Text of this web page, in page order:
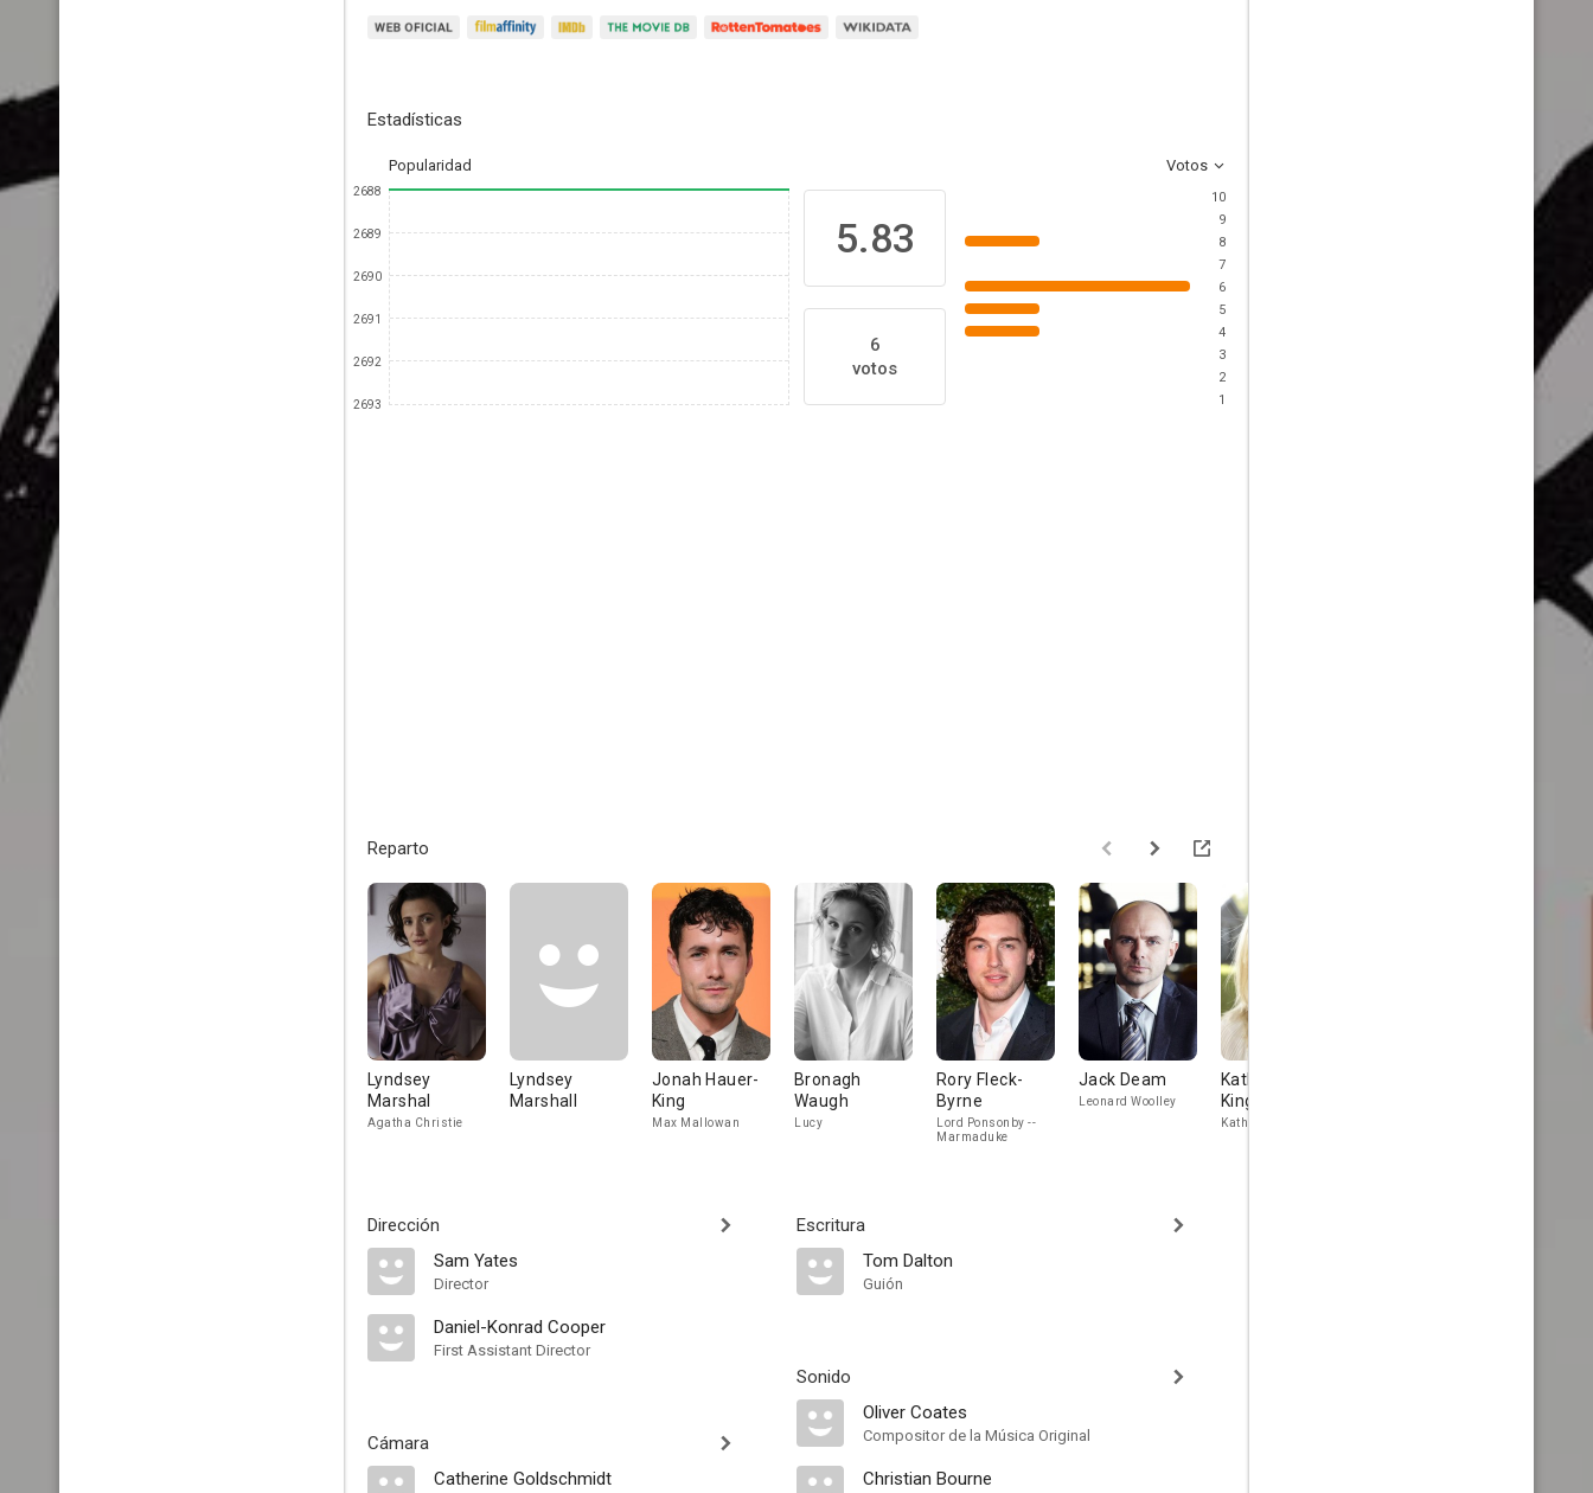
Estadísticas
Popularidad Votos
2688
2689
2690
2691
2692
2693
5.83
6
votos
10
9
8
7
6
5
4
3
2
1
Reparto
Lyndsey
Marshal
Agatha Christie
Lyndsey
Marshall
Jonah Hauer-
King
Max Mallowan
Bronagh
Waugh
Lucy
Rory Fleck-
Byrne
Lord Ponsonby --
Marmaduke
Jack Deam
Leonard Woolley
Katherine
Kingsley
Katharine Woolley
Dirección
Sam Yates
Director
Daniel-Konrad Cooper
First Assistant Director
Cámara
Catherine Goldschmidt
Escritura
Tom Dalton
Guión
Sonido
Oliver Coates
Compositor de la Música Original
Christian Bourne